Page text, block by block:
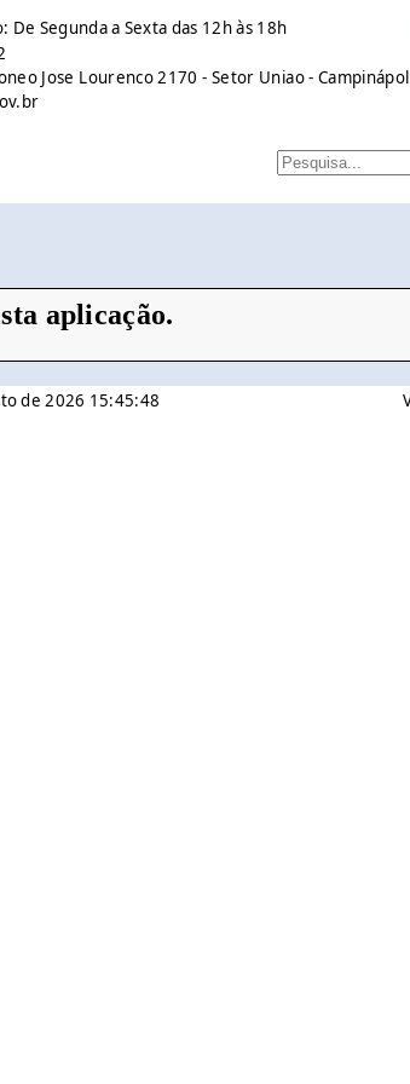
Segunda a Sexta das 12h às 18h
Jose Lourenco 2170 - Setor Uniao -
aplicação.
de 2026 15:45:48